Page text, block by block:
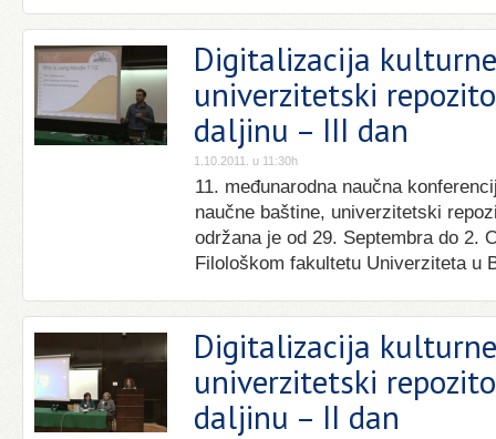
Digitalizacija
univerzitetski
daljinu – III dan
1.10.2011. u 11:30h
11. međunarodna naučna
naučne baštine, univerzitetski
održana je od 29. Septembra do 2.
Filološkom fakultetu Univerziteta u
Digitalizacija
univerzitetski
daljinu – II dan